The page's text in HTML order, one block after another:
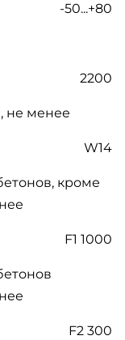
-50...+80
2200
не менее
W14
кроме
F1 1000
F2 300